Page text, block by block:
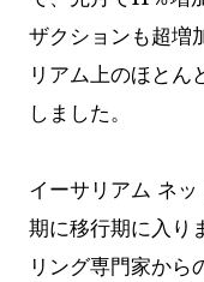
ザクションも超増
リアム上のほとん
しました。
イーサリアム ネ
期に移行期に入り
リング専門家から